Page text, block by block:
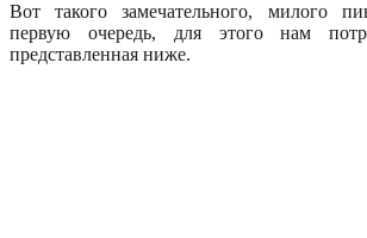
Вот такого замечательного, милого
первую очередь, для этого нам
представленная ниже.